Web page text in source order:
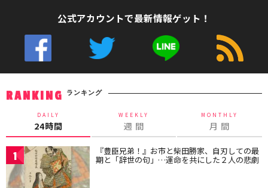
公式アカウントで最新情報ゲット！
RANKING ランキング
DAILY
24時間
WEEKLY
週 間
MONTHLY
月 間
1 『豊臣兄弟！』お市と柴田勝家、自刃しての最
期と「辞世の句」…運命を共にした２人の悲劇